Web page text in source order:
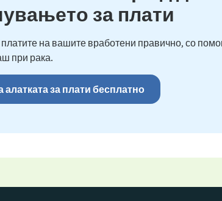
за плати
на вашите вработени правично, со
при рака.
алатката за плати бесплатно